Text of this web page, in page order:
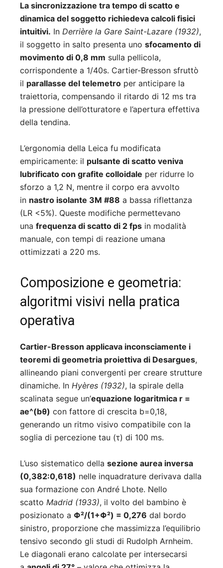
La sincronizzazione tra tempo di scatto e
dinamica del soggetto richiedeva calcoli fisici
intuitivi. In Derrière la Gare Saint-Lazare (1932),
il soggetto in salto presenta uno sfocamento di
movimento di 0,8 mm sulla pellicola,
corrispondente a 1/40s. Cartier-Bresson sfruttò
il parallasse del telemetro per anticipare la
traiettoria, compensando il ritardo di 12 ms tra
la pressione dell’otturatore e l’apertura effettiva
della tendina.
L’ergonomia della Leica fu modificata
empiricamente: il pulsante di scatto veniva
lubrificato con grafite colloidale per ridurre lo
sforzo a 1,2 N, mentre il corpo era avvolto
in nastro isolante 3M #88 a bassa riflettanza
(LR <5%). Queste modifiche permettevano
una frequenza di scatto di 2 fps in modalità
manuale, con tempi di reazione umana
ottimizzati a 220 ms.
Composizione e geometria:
algoritmi visivi nella pratica
operativa
Cartier-Bresson applicava inconsciamente i
teoremi di geometria proiettiva di Desargues,
allineando piani convergenti per creare strutture
dinamiche. In Hyères (1932), la spirale della
scalinata segue un’equazione logaritmica r =
ae^(bθ) con fattore di crescita b=0,18,
generando un ritmo visivo compatibile con la
soglia di percezione tau (τ) di 100 ms.
L’uso sistematico della sezione aurea inversa
(0,382:0,618) nelle inquadrature derivava dalla
sua formazione con André Lhote. Nello
scatto Madrid (1933), il volto del bambino è
posizionato a Φ²/(1+Φ²) = 0,276 dal bordo
sinistro, proporzione che massimizza l’equilibrio
tensivo secondo gli studi di Rudolph Arnheim.
Le diagonali erano calcolate per intersecarsi